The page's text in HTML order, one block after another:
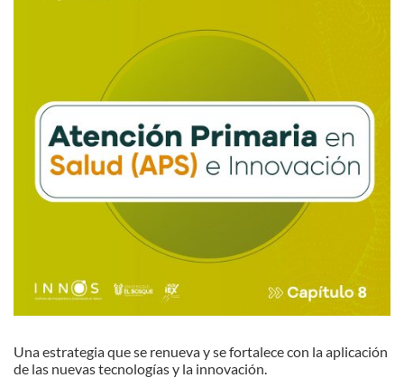
Una estrategia que se renueva y se fortalece con la aplicación
de las nuevas tecnologías y la innovación.